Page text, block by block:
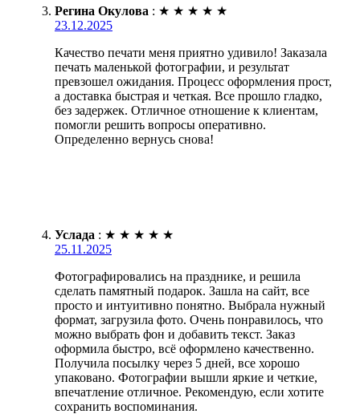
Регина Окулова : ★ ★ ★ ★ ★
23.12.2025
Качество печати меня приятно удивило! Заказала
печать маленькой фотографии, и результат
превзошел ожидания. Процесс оформления прост,
а доставка быстрая и четкая. Все прошло гладко,
без задержек. Отличное отношение к клиентам,
помогли решить вопросы оперативно.
Определенно вернусь снова!
Услада : ★ ★ ★ ★ ★
25.11.2025
Фотографировались на празднике, и решила
сделать памятный подарок. Зашла на сайт, все
просто и интуитивно понятно. Выбрала нужный
формат, загрузила фото. Очень понравилось, что
можно выбрать фон и добавить текст. Заказ
оформила быстро, всё оформлено качественно.
Получила посылку через 5 дней, все хорошо
упаковано. Фотографии вышли яркие и четкие,
впечатление отличное. Рекомендую, если хотите
сохранить воспоминания.